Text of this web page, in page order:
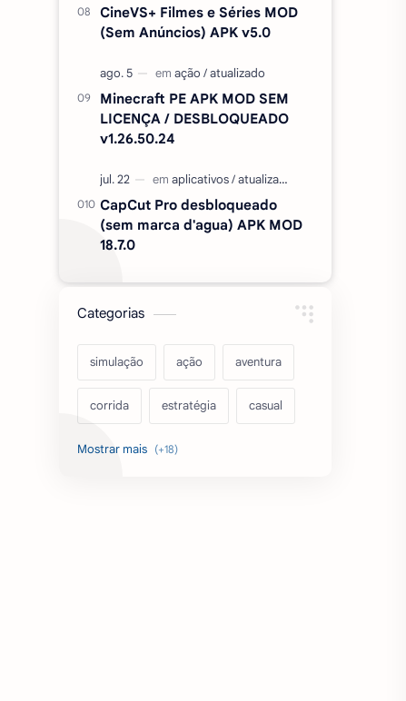
CineVS+ Filmes e Séries MOD
(Sem Anúncios) APK v5.0
Minecraft PE APK MOD SEM
LICENÇA / DESBLOQUEADO
v1.26.50.24
CapCut Pro desbloqueado
(sem marca d'agua) APK MOD
18.7.0
Categorias
simulação ação aventura
corrida estratégia casual
acarde esportes